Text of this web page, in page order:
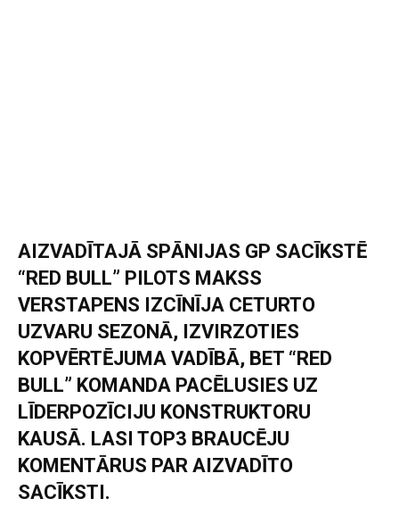
AIZVADĪTAJĀ SPĀNIJAS GP SACĪKSTĒ
“RED BULL” PILOTS MAKSS
VERSTAPENS IZCĪNĪJA CETURTO
UZVARU SEZONĀ, IZVIRZOTIES
KOPVĒRTĒJUMA VADĪBĀ, BET “RED
BULL” KOMANDA PACĒLUSIES UZ
LĪDERPOZĪCIJU KONSTRUKTORU
KAUSĀ. LASI TOP3 BRAUCĒJU
KOMENTĀRUS PAR AIZVADĪTO
SACĪKSTI.